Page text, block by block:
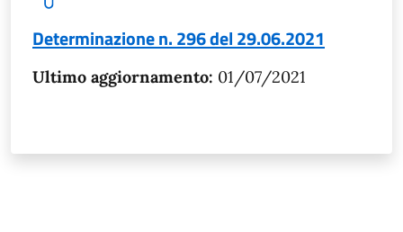
Determinazione n. 296 del 29.06.2021
Ultimo aggiornamento: 01/07/2021